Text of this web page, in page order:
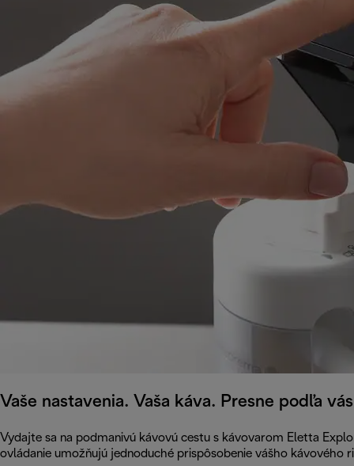
Vaše nastavenia. Vaša káva. Presne podľa
Vydajte sa na podmanivú kávovú cestu s kávovarom Eletta
ovládanie umožňujú jednoduché prispôsobenie vášho